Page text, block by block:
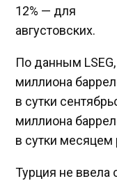
12% — для
августовских.
По данным
миллиона
в сутки
миллиона
в сутки месяцем
Турция не ввела